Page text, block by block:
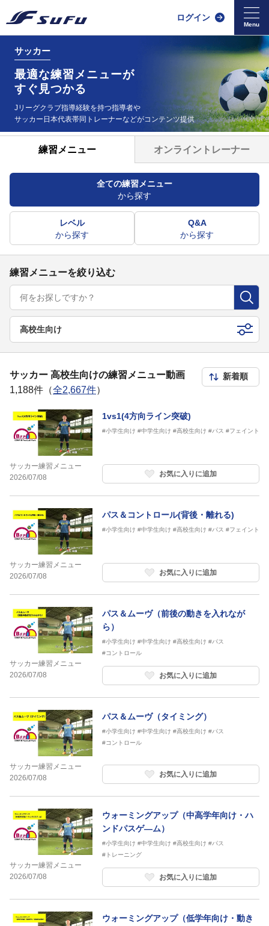
ログイン
サッカー
最適な練習メニューが
すぐ見つかる
Jリーグクラブ指導経験を持つ指導者や
サッカー日本代表帯同 トレーナーなどがコンテンツ提供
練習メニュー オンライントレーナー
全ての練習メニュー
から探す
レベル
から探す
Q&A
から探す
練習メニューを絞り込む
高校生向け
サッカー 高校生向けの練習メニュー動画
1,188件（全2,667件）
サッカー練習メニュー
2026/07/08
1vs1(4方向ライン突破)
#小学生向け #中学生向け #高校生向け #パス #フェイント
お気に入りに追加
サッカー練習メニュー
2026/07/08
パス＆コントロール(背後・離れる)
#小学生向け #中学生向け #高校生向け #パス #フェイント
お気に入りに追加
サッカー練習メニュー
2026/07/08
パス＆ムーヴ（前後の動きを入れなが
ら）
#小学生向け #中学生向け #高校生向け #パス
#コントロール
お気に入りに追加
サッカー練習メニュー
2026/07/08
パス＆ムーヴ（タイミング）
#小学生向け #中学生向け #高校生向け #パス
#コントロール
お気に入りに追加
サッカー練習メニュー
2026/07/08
ウォーミングアップ（中高学年向け・ハ
ンドパスゲ―ム）
#小学生向け #中学生向け #高校生向け #パス
#トレーニング
お気に入りに追加
ウォーミングアップ（低学年向け・動き